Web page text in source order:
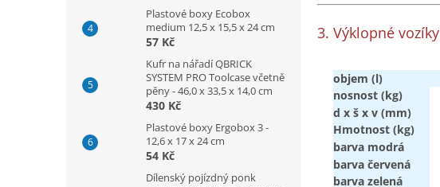
Plastové boxy Ecobox
medium 12,5 x 15,5 x 24 cm
57 Kč
Kufr na nářadí QBRICK
SYSTEM PRO Toolcase včetně
pěny - 46,0 x 33,5 x 14,0 cm
430 Kč
Plastové boxy Ergobox 3 -
12,6 x 17 x 24 cm
54 Kč
Dílenský pojízdný ponk
3. Výklopné vozíky
objem (l)
nosnost (kg)
d x š x v (mm)
Hmotnost (kg)
barva modrá
barva červená
barva zelená